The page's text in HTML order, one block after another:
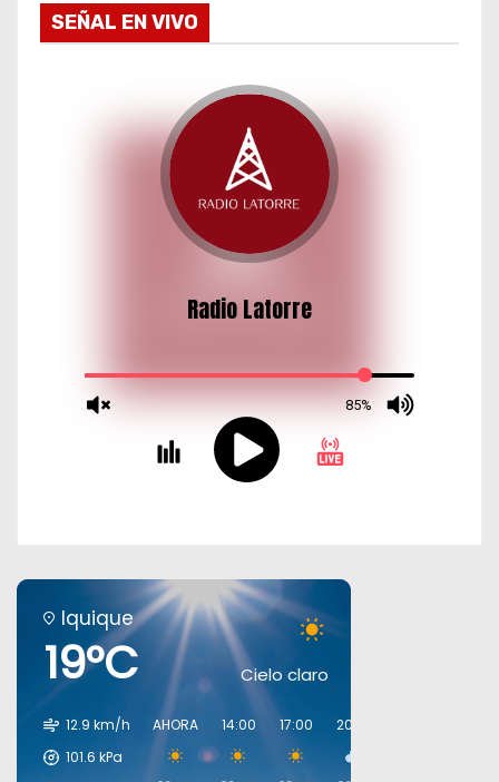
dSEÑAL EN VIVO
Iquique
19°C Cielo claro
12.9 km/h
101.6 kPa
AHORA 14:00 17:00 20:00